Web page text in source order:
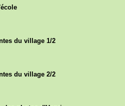
du village 1/2
du village 2/2